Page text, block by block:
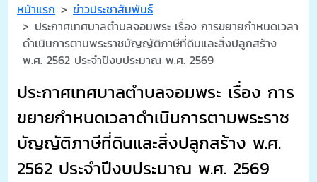
หน้าแรก
ข่าวประชาสัมพันธ์
ประกาศเทศบาลตำบลจอมพระ เรื่อง การขยายกำหนดเวลา
ดำเนินการตามพระราชบัญญัติภาษีที่ดินและสิ่งปลูกสร้าง
พ.ศ. 2562 ประจำปีงบประมาณ พ.ศ. 2569
ประกาศเทศบาลตำบลจอมพระ เรื่อง การ
ขยายกำหนดเวลาดำเนินการตามพระราช
บัญญัติภาษีที่ดินและสิ่งปลูกสร้าง พ.ศ.
2562 ประจำปีงบประมาณ พ.ศ. 2569